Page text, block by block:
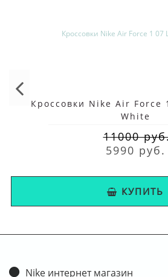
Кроссовки Nike Air Force
White
11000
5990 руб.
КУПИТЬ
Nike интернет магазин